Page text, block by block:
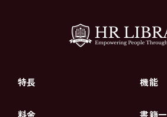
特長 機能
料金 書籍